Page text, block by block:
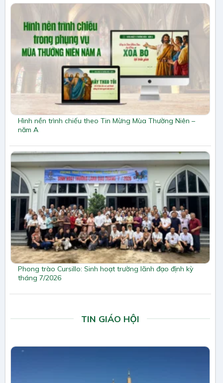
Hình nền trình chiếu theo Tin Mừng Mùa Thường Niên –
năm A
Phong trào Cursillo: Sinh hoạt trường lãnh đạo định kỳ
tháng 7/2026
TIN GIÁO HỘI